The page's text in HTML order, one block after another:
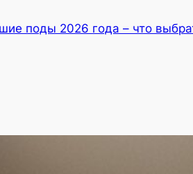
поды 2026 года – что